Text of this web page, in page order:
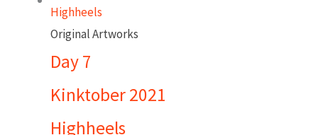
Original Artworks
Day 7
Kinktober 2021
Highheels